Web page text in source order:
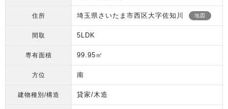
住所 埼玉県さいたま市西区大字佐知川 地図
間取 5LDK
専有面積 99.95㎡
方位 南
建物種別/構造 貸家/木造